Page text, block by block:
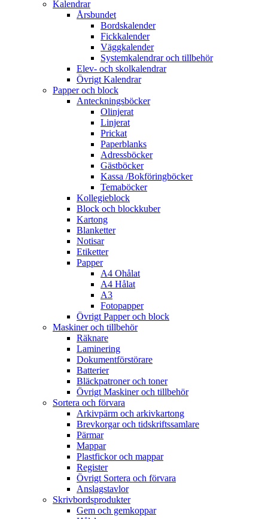
Kalendrar
Årsbundet
Bordskalender
Fickkalender
Väggkalender
Systemkalendrar och tillbehör
Elev- och skolkalendrar
Övrigt Kalendrar
Papper och block
Anteckningsböcker
Olinjerat
Linjerat
Prickat
Paperblanks
Adressböcker
Gästböcker
Kassa /Bokföringböcker
Temaböcker
Kollegieblock
Block och blockkuber
Kartong
Blanketter
Notisar
Etiketter
Papper
A4 Ohålat
A4 Hålat
A3
Fotopapper
Övrigt Papper och block
Maskiner och tillbehör
Räknare
Laminering
Dokumentförstörare
Batterier
Bläckpatroner och toner
Övrigt Maskiner och tillbehör
Sortera och förvara
Arkivpärm och arkivkartong
Brevkorgar och tidskriftssamlare
Pärmar
Mappar
Plastfickor och mappar
Register
Övrigt Sortera och förvara
Anslagstavlor
Skrivbordsprodukter
Gem och gemkoppar